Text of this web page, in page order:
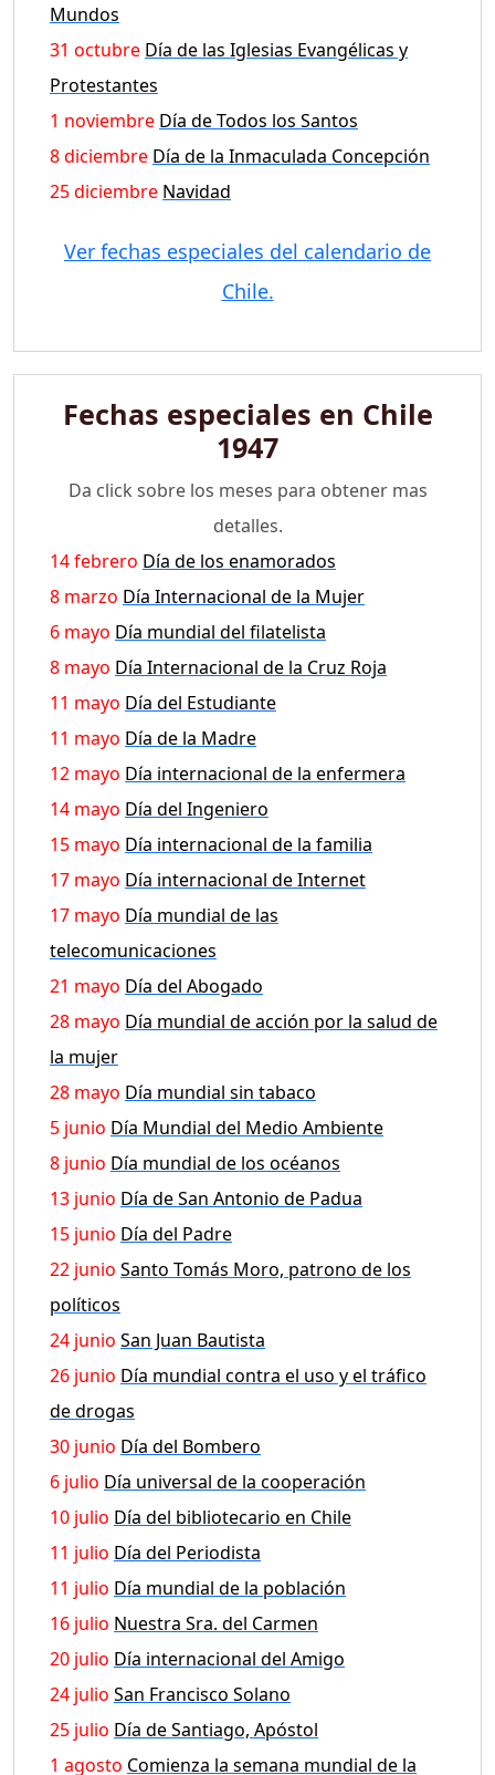
Mundos
31 octubre Día de las Iglesias Evangélicas y
Protestantes
1 noviembre Día de Todos los Santos
8 diciembre Día de la Inmaculada Concepción
25 diciembre Navidad
Ver fechas especiales del calendario de
Chile.
Fechas especiales en Chile
1947
Da click sobre los meses para obtener mas
detalles.
14 febrero Día de los enamorados
8 marzo Día Internacional de la Mujer
6 mayo Día mundial del filatelista
8 mayo Día Internacional de la Cruz Roja
11 mayo Día del Estudiante
11 mayo Día de la Madre
12 mayo Día internacional de la enfermera
14 mayo Día del Ingeniero
15 mayo Día internacional de la familia
17 mayo Día internacional de Internet
17 mayo Día mundial de las
telecomunicaciones
21 mayo Día del Abogado
28 mayo Día mundial de acción por la salud de
la mujer
28 mayo Día mundial sin tabaco
5 junio Día Mundial del Medio Ambiente
8 junio Día mundial de los océanos
13 junio Día de San Antonio de Padua
15 junio Día del Padre
22 junio Santo Tomás Moro, patrono de los
políticos
24 junio San Juan Bautista
26 junio Día mundial contra el uso y el tráfico
de drogas
30 junio Día del Bombero
6 julio Día universal de la cooperación
10 julio Día del bibliotecario en Chile
11 julio Día del Periodista
11 julio Día mundial de la población
16 julio Nuestra Sra. del Carmen
20 julio Día internacional del Amigo
24 julio San Francisco Solano
25 julio Día de Santiago, Apóstol
1 agosto Comienza la semana mundial de la